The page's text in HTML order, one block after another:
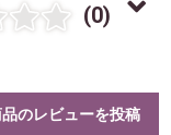
(0)
のレビューを投稿